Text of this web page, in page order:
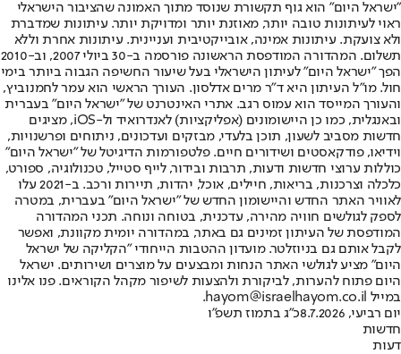
"ישראל היום" הוא גוף תקשורת שנוסד מתוך האמונה שהציבור הישראלי
ראוי לעיתונות טובה יותר, מאוזנת יותר ומדויקת יותר. עיתונות שמדברת
ולא צועקת. עיתונות אמינה, אובייקטיבית ועניינית. עיתונות אחרת וללא
תשלום. המהדורה המודפסת הראשונה פורסמה ב-30 ביולי 2007, וב-2010
הפך "ישראל היום" לעיתון הישראלי בעל שיעור החשיפה הגבוה ביותר בימי
חול. מו"ל העיתון היא ד"ר מרים אדלסון. העורך הראשי הוא עמר לחמנוביץ,
והעורך המייסד הוא עמוס רגב. אתרי האינטרנט של "ישראל היום" בעברית
ובאנגלית, כמו כן היישומונים (אפליקציות) לאנדרואיד ול-iOS, מציגים
חדשות מסביב לשעון, תוכן בלעדי, מבזקים ועדכונים, ניתוחים ופרשנויות,
וידיאו, פודקאסטים ושידורים חיים. פלטפורמות הדיגיטל של "ישראל היום"
כוללות ערוצי חדשות ודעות, תרבות ובידור, לייף סטייל, טכנולוגיה, ספורט,
כלכלה וצרכנות, בריאות, חיילים, אוכל, יהדות, תיירות ורכב. ב-2021 עלו
לאוויר האתר החדש והיישומון החדש של "ישראל היום" בעברית, במטרה
לספק לגולשים חוויה מהירה, עדכנית, בטוחה ונוחה. תכני המהדורה
המודפסת של העיתון זמינים גם באתר, במהדורה יומית מקוונת, ואפשר
לקבל אותם גם בניוזלטר. מועדון ההטבות הייחודי "הקליקה של ישראל
היום" מציע לגולשי האתר הנחות ומבצעים על מוצרים ושירותים. ישראל
היום פתוח להערות, לביקורת ולהצעות לשיפור מקהל הקוראים. פנו אלינו
במייל hayom@israelhayom.co.il.
יום רביעי, 8.7.2026
כ"ג בתמוז תשפ"ו
חדשות
דעות